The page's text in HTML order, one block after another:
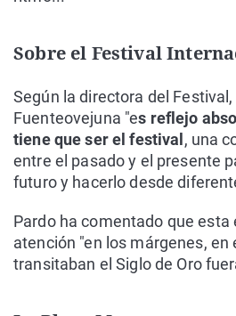
Sobre el Festival
Según la directora del
Fuenteovejuna "es reflejo
tiene que ser el festival , una
entre el pasado y el presente
futuro y hacerlo desde
Pardo ha comentado que esta
atención "en los márgenes, en
transitaban el Siglo de Oro